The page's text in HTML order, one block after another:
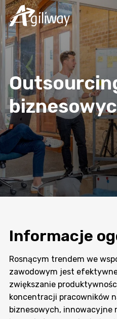
Informacje
Rosnącym trendem we
zawodowym jest
zwiększanie
koncentracji pracowników
biznesowych, innowacyjne